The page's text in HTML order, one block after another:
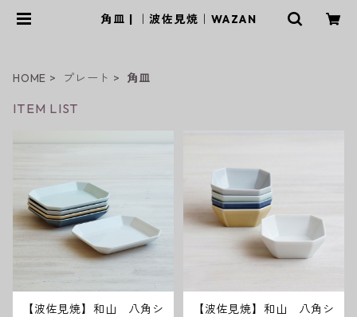
角皿 | ｜波佐見焼｜WAZAN
HOME プレート 角皿
ITEM LIST
【波佐見焼】和山 八角シ
【波佐見焼】和山 八角シ